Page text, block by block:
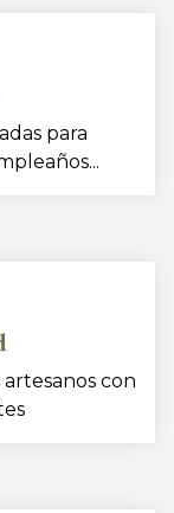
para
con